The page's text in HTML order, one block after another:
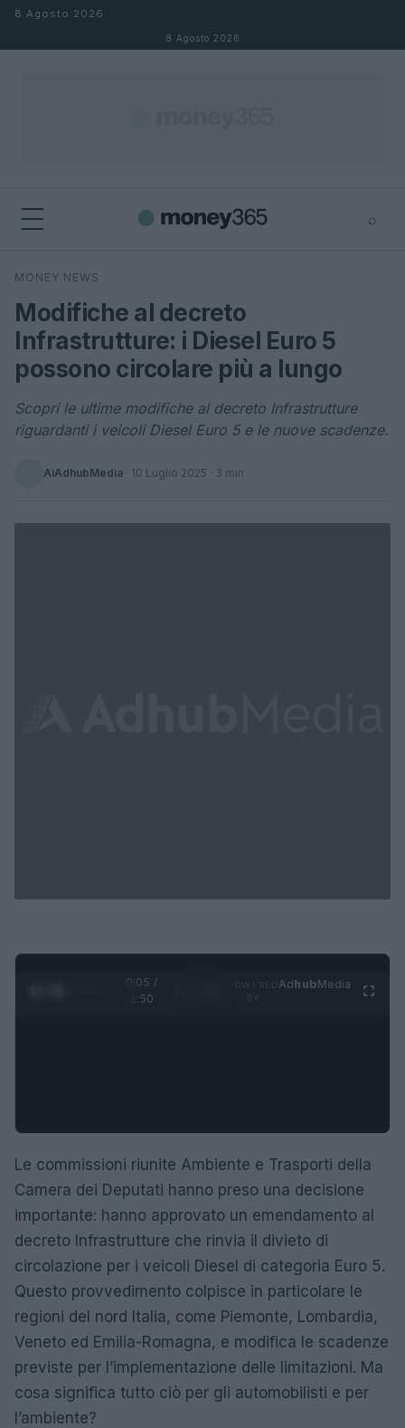
Salta al contenuto
8 Agosto 2026
8 Agosto 2026
⌕
Cerca
MONEY NEWS
Modifiche al decreto
Infrastrutture: i Diesel Euro 5
possono circolare più a lungo
Scopri le ultime modifiche al decreto Infrastrutture
riguardanti i veicoli Diesel Euro 5 e le nuove scadenze.
AiAdhubMedia · 10 Luglio 2025 · 3 min
0:05 /
1:50
AdhubMedia
Le commissioni riunite Ambiente e Trasporti della
Camera dei Deputati hanno preso una decisione
importante: hanno approvato un emendamento al
decreto Infrastrutture che rinvia il divieto di
circolazione per i veicoli Diesel di categoria Euro 5.
Questo provvedimento colpisce in particolare le
regioni del nord Italia, come Piemonte, Lombardia,
Veneto ed Emilia-Romagna, e modifica le scadenze
previste per l’implementazione delle limitazioni. Ma
cosa significa tutto ciò per gli automobilisti e per
l’ambiente?